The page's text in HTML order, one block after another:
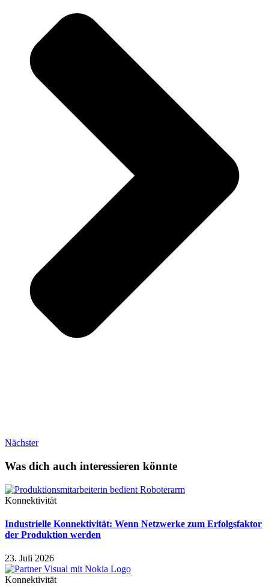
Nächster
Was dich auch interessieren könnte
Konnektivität
Industrielle Konnektivität: Wenn Netzwerke zum Erfolgsfaktor
der Produktion werden
23. Juli 2026
Konnektivität